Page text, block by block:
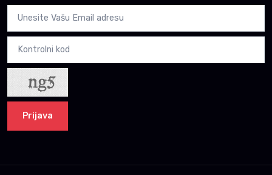
Prijava